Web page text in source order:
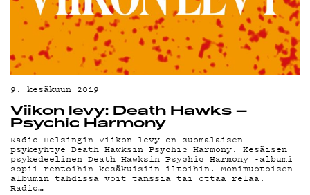
PODCAST
MAINOSTA
YHTEYSTIEDOT
G LIVELAB
YSTÄVÄKLUBI
TIETOSUOJA
9. kesäkuun 2019
Viikon levy: Death Hawks –
Psychic Harmony
Radio Helsingin Viikon levy on suomalaisen
psykeyhtye Death Hawksin Psychic Harmony. Kesäisen
psykedeelinen Death Hawksin Psychic Harmony -albumi
sopii rentoihin kesäkuisiin iltoihin. Monimuotoisen
albumin tahdissa voit tanssia tai ottaa relaa.
Radio…